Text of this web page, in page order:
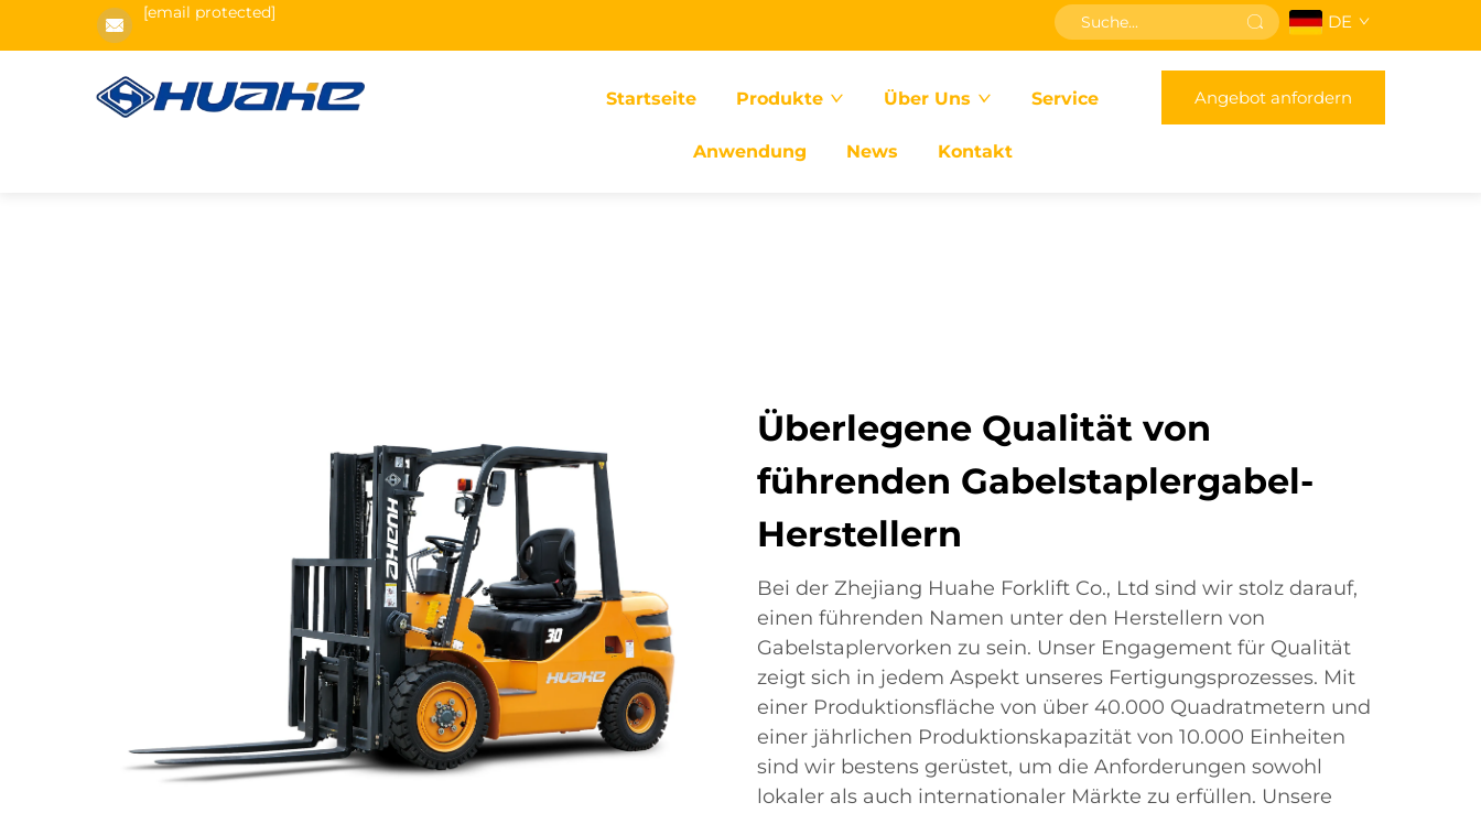
[email protected] DE
Startseite Produkte Über Uns Service
Anwendung News Kontakt
Angebot anfordern
Überlegene Qualität von
führenden Gabelstaplergabel-
Herstellern
Bei der Zhejiang Huahe Forklift Co., Ltd sind wir stolz darauf,
einen führenden Namen unter den Herstellern von
Gabelstaplervorken zu sein. Unser Engagement für Qualität
zeigt sich in jedem Aspekt unseres Fertigungsprozesses. Mit
einer Produktionsfläche von über 40.000 Quadratmetern und
einer jährlichen Produktionskapazität von 10.000 Einheiten
sind wir bestens gerüstet, um die Anforderungen sowohl
lokaler als auch internationaler Märkte zu erfüllen. Unsere